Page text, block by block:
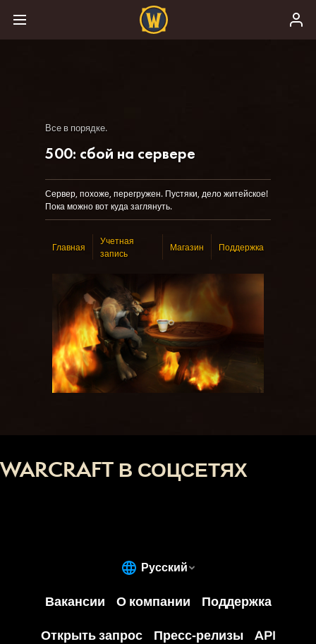
Все в порядке.
500: сбой на сервере
Сервер, похоже, перегружен. Пустяки, дело житейское!
Пока можно вот куда заглянуть.
Главная
Учетная
запись
Магазин Поддержка
WARCRAFT В СОЦСЕТЯХ